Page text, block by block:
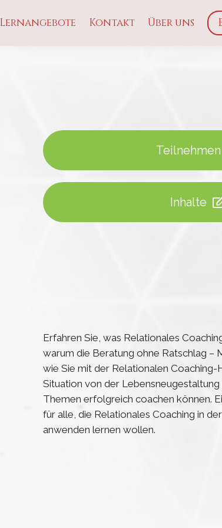
Lernangebote Kontakt Über uns
Teilnehmen
Inhalte
Erfahren Sie, was Relationales
warum die Beratung ohne Ratschlag –
wie Sie mit der Relationalen Coaching-
Situation von der Lebensneugestaltung
Themen erfolgreich coachen können.
für alle, die Relationales Coaching in
anwenden lernen wollen.